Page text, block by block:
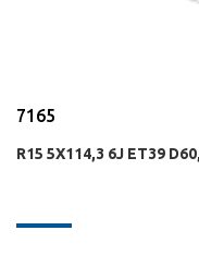
7165
R15 5X114,3 6J ET39